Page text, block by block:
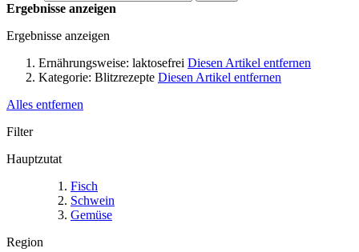
Ergebnisse anzeigen
Ergebnisse anzeigen
Ernährungsweise: laktosefrei Diesen Artikel entfernen
Kategorie: Blitzrezepte Diesen Artikel entfernen
Alles entfernen
Filter
Hauptzutat
Fisch
Schwein
Gemüse
Region